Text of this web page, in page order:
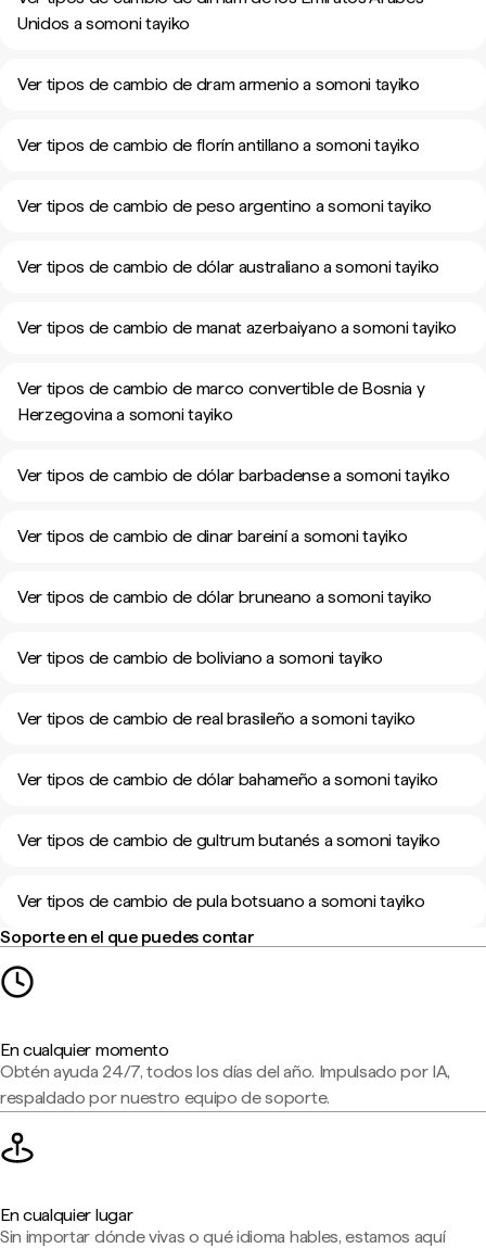
Unidos a somoni tayiko
Ver tipos de cambio de dram armenio a somoni tayiko
Ver tipos de cambio de florín antillano a somoni tayiko
Ver tipos de cambio de peso argentino a somoni tayiko
Ver tipos de cambio de dólar australiano a somoni tayiko
Ver tipos de cambio de manat azerbaiyano a somoni tayiko
Ver tipos de cambio de marco convertible de Bosnia y
Herzegovina a somoni tayiko
Ver tipos de cambio de dólar barbadense a somoni tayiko
Ver tipos de cambio de dinar bareiní a somoni tayiko
Ver tipos de cambio de dólar bruneano a somoni tayiko
Ver tipos de cambio de boliviano a somoni tayiko
Ver tipos de cambio de real brasileño a somoni tayiko
Ver tipos de cambio de dólar bahameño a somoni tayiko
Ver tipos de cambio de gultrum butanés a somoni tayiko
Ver tipos de cambio de pula botsuano a somoni tayiko
Soporte en el que puedes contar
En cualquier momento
Obtén ayuda 24/7, todos los días del año. Impulsado por IA,
respaldado por nuestro equipo de soporte.
En cualquier lugar
Sin importar dónde vivas o qué idioma hables, estamos aquí